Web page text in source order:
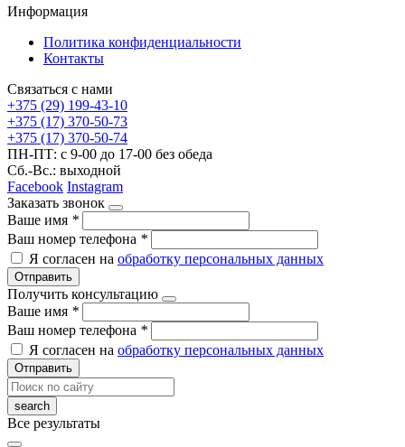
Информация
Политика конфиденциальности
Контакты
Связаться с нами
+375 (29) 199-43-10
+375 (17) 370-50-73
+375 (17) 370-50-74
ПН-ПТ: с 9-00 до 17-00 без обеда
Сб.-Вс.: выходной
Facebook Instagram
Заказать звонок
Ваше имя *
Ваш номер телефона *
Я согласен на обработку персональных данных
Отправить
Получить консультацию
Ваше имя *
Ваш номер телефона *
Я согласен на обработку персональных данных
Отправить
Все результаты